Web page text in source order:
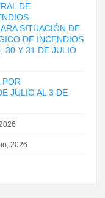
DE
SITUACIÓN DE
DE INCENDIOS
30 Y 31 DE JULIO
POR
JULIO AL 3 DE
2026